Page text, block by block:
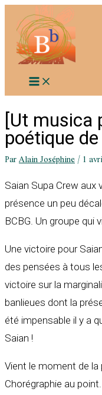
contenu
[Ut musica
poétique
ParAlain Joséphine/1
Saian Supa Crew aux
présence un peu
BCBG. Un groupe qui
Une victoire pour
des pensées à tous
victoire sur la
banlieues dont la
été impensable il y a
Saian !
Vient le moment de la
Chorégraphie au